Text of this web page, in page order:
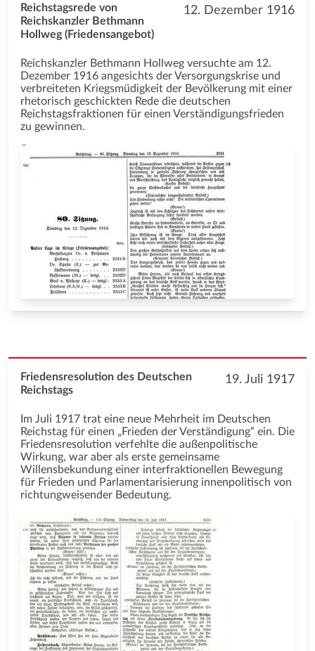
12. Dezember 1916
Reichstagsrede von
Reichskanzler Bethmann
Hollweg (Friedensangebot)
Reichskanzler Bethmann Hollweg versuchte am 12.
Dezember 1916 angesichts der Versorgungskrise und
verbreiteten Kriegsmüdigkeit der Bevölkerung mit einer
rhetorisch geschickten Rede die deutschen
Reichstagsfraktionen für einen Verständigungsfrieden
zu gewinnen.
19. Juli 1917
Friedensresolution des Deutschen
Reichstags
Im Juli 1917 trat eine neue Mehrheit im Deutschen
Reichstag für einen „Frieden der Verständigung“ ein. Die
Friedensresolution verfehlte die außenpolitische
Wirkung, war aber als erste gemeinsame
Willensbekundung einer interfraktionellen Bewegung
für Frieden und Parlamentarisierung innenpolitisch von
richtungweisender Bedeutung.